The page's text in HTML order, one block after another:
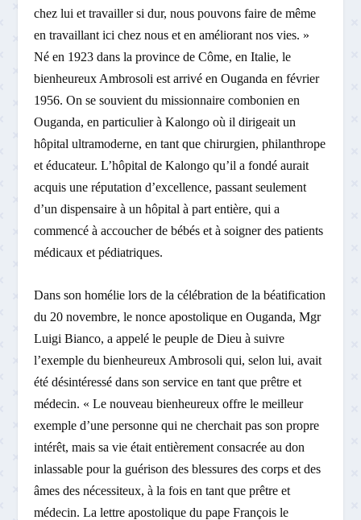
chez lui et travailler si dur, nous pouvons faire de même
en travaillant ici chez nous et en améliorant nos vies. »
Né en 1923 dans la province de Côme, en Italie, le
bienheureux Ambrosoli est arrivé en Ouganda en février
1956. On se souvient du missionnaire combonien en
Ouganda, en particulier à Kalongo où il dirigeait un
hôpital ultramoderne, en tant que chirurgien, philanthrope
et éducateur. L’hôpital de Kalongo qu’il a fondé aurait
acquis une réputation d’excellence, passant seulement
d’un dispensaire à un hôpital à part entière, qui a
commencé à accoucher de bébés et à soigner des patients
médicaux et pédiatriques.
Dans son homélie lors de la célébration de la béatification
du 20 novembre, le nonce apostolique en Ouganda, Mgr
Luigi Bianco, a appelé le peuple de Dieu à suivre
l’exemple du bienheureux Ambrosoli qui, selon lui, avait
été désintéressé dans son service en tant que prêtre et
médecin. « Le nouveau bienheureux offre le meilleur
exemple d’une personne qui ne cherchait pas son propre
intérêt, mais sa vie était entièrement consacrée au don
inlassable pour la guérison des blessures des corps et des
âmes des nécessiteux, à la fois en tant que prêtre et
médecin. La lettre apostolique du pape François le